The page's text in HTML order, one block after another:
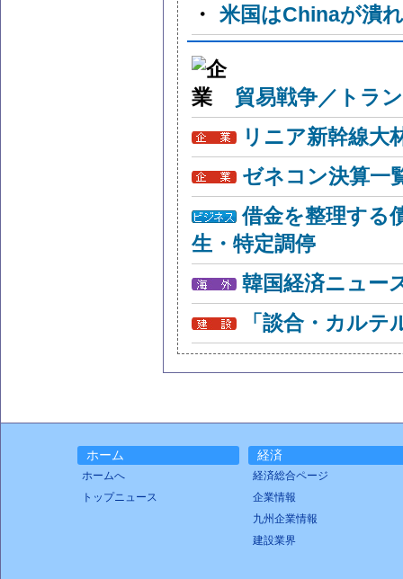
・ 米国はChinaが潰
貿易戦争／トラ
リニア新幹線大
ゼネコン決算一
借金を整理する
生・特定調停
韓国経済ニュー
「談合・カル
ホーム
ホームへ
トップニュース
経済
経済総合ページ
企業情報
九州企業情報
建設業界